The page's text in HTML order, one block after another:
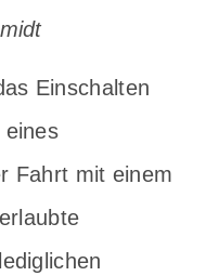
Einschalten
eines
Fahrt mit einem